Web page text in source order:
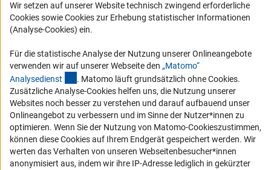
RSS-Feeds
Compliance
Vergabeverfahren
Barrierefreiheit
Service und Informationen für Menschen mit Behinderungen
Erklärung zur Barrierefreiheit
Barriere melden
DFG-aktuell
Wir setzen auf unserer Website technisch zwingend erforderliche
Cookies sowie Cookies zur Erhebung statistischer Informationen
(Analyse-Cookies) ein.
Für die statistische Analyse der Nutzung unserer Onlineangebote
verwenden wir auf unserer Webseite den „Matomo“
Analysedienst (externer Link)
. Matomo läuft grundsätzlich ohne Cookies.
Zusätzliche Analyse-Cookies helfen uns, die Nutzung unserer
Websites noch besser zu verstehen und darauf aufbauend unser
Onlineangebot zu verbessern und im Sinne der Nutzer*innen zu
optimieren. Wenn Sie der Nutzung von Matomo-Cookieszustimmen,
können diese Cookies auf Ihrem Endgerät gespeichert werden. Wir
werten das Verhalten von unseren Webseitenbesucher*innen
anonymisiert aus, indem wir ihre IP-Adresse lediglich in gekürzter